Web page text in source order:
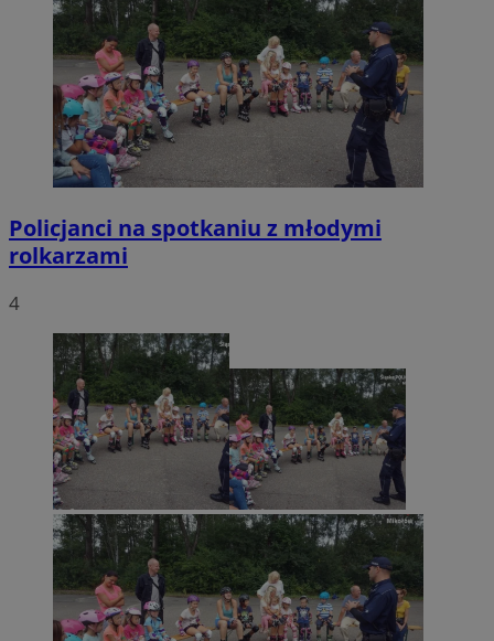
Policjanci na spotkaniu z młodymi
rolkarzami
4